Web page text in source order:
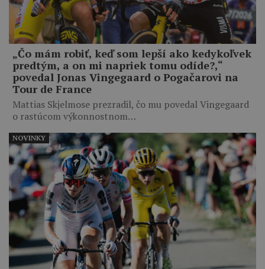
„Čo mám robiť, keď som lepší ako kedykoľvek
predtým, a on mi napriek tomu odíde?,“
povedal Jonas Vingegaard o Pogačarovi na
Tour de France
Mattias Skjelmose prezradil, čo mu povedal Vingegaard
o rastúcom výkonnostnom…
NOVINKY